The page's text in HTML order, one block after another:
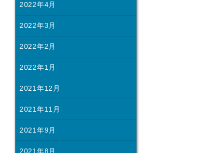
2022年4月
2022年3月
2022年2月
2022年1月
2021年12月
2021年11月
2021年9月
2021年8月